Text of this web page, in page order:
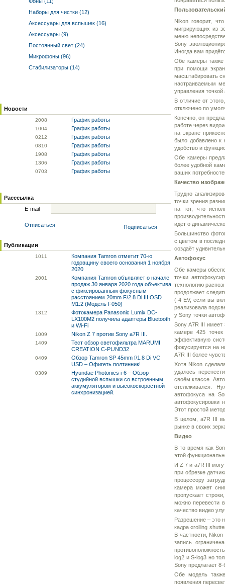
Наборы для чистки (12)
Аксессуары для вспышек (16)
Аксессуары (9)
Постоянный свет (24)
Микрофоны (96)
Стабилизаторы (14)
Новости
2008 График работы
1004 График работы
0212 График работы
0810 График работы
1908 График работы
1306 График работы
0703 График работы
Расссылка
E-mail
Отписаться Подписаться
Публикации
1011
Компания Tamron отметит 70-ю
годовщину своего основания 1 ноября
2020
2001
Компания Tamron объявляет о начале
продаж 30 января 2020 года объектива
с фиксированным фокусным
расстоянием 20mm F/2.8 Di III OSD
M1:2 (Модель F050)
1312
Фотокамера Panasonic Lumix DC-
LX100M2 получила адаптеры Bluetooth
и Wi-Fi
1009 Nikon Z 7 против Sony a7R III.
1409
Тест обзор светофильтра MARUMI
CREATION C-PL/ND32
0409
Обзор Tamron SP 45mm f/1.8 Di VC
USD – Офигеть полтинник!
0309
Hyundae Photonics i-6 – Обзор
студийной вспышки со встроенным
аккумулятором и высокоскоростной
синхронизацией.
Nikon говорит,
мигрирующих из
меню
Sony
Иногда вам
Обе камеры также
при помощи
масштабировать
настраиваемым
управления
В отличие от
отключено по
Конечно, он
работе через
на экране
было добавлено к
удобство и
Обе камеры
более удобной
ваших
Качество
Трудно
точки зрения
на тот, что
идет о
Большинство
с цветом в
создаёт
Автофокус
Обе камеры
точки
технологию
продолжает
(-4 EV, если вы
реализовала
у Sony точки
Sony A7R III имеет
камере 425
эффективную
фокусируется на
A7R III более
Хотя Nikon
удалось
своём классе.
отслеживался.
автофокуса на
автофокусировки
Этот простой
В целом, a7R III
рынке в своих
Видео
В то время как
этой
И Z 7 и a7R III
при обрезке
процессору
камера может
пропускает
можно перевести
качество видео
Разрешение – это
кадра «rolling
В частности,
запись
log2 и S-log3 но
Sony предлагает
Обе модель
появления